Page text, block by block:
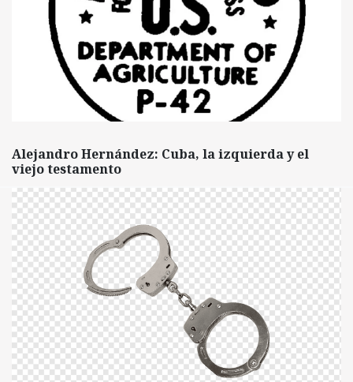
Alejandro Hernández: Cuba, la izquierda y el
viejo testamento